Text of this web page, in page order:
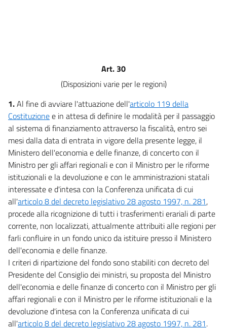
14
15
16
16 bis
17
CAPO III
PROROGHE E ALTRE DISPOSIZIONI
18
19
20
21
22
TITOLO III
DISPOSIZIONI IN MATERIA DI SPESA
CAPO I
SPESE DELLE AMMINISTRAZIONI PUBBLICHE
Art. 30
(Disposizioni varie per le regioni)
1.Al fine di avviare l'attuazione dell'articolo 119 della
Costituzionee in attesa di definire le modalità per il passaggio
al sistema di finanziamento attraverso la fiscalità, entro sei
mesi dalla data di entrata in vigore della presente legge, il
Ministero dell'economia e delle finanze, di concerto con il
Ministro per gli affari regionali e con il Ministro per le riforme
istituzionali e la devoluzione e con le amministrazioni statali
interessate e d'intesa con la Conferenza unificata di cui
all'articolo 8 del decreto legislativo 28 agosto 1997, n. 281,
procede alla ricognizione di tutti i trasferimenti erariali di parte
corrente, non localizzati, attualmente attribuiti alle regioni per
farli confluire in un fondo unico da istituire presso il Ministero
dell'economia e delle finanze.
I criteri di ripartizione del fondo sono stabiliti con decreto del
Presidente del Consiglio dei ministri, su proposta del Ministro
dell'economia e delle finanze di concerto con il Ministro per gli
affari regionali e con il Ministro per le riforme istituzionali e la
devoluzione d'intesa con la Conferenza unificata di cui
all'articolo 8 del decreto legislativo 28 agosto 1997, n. 281.